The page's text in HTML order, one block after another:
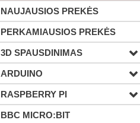
NAUJAUSIOS PREKĖS
PERKAMIAUSIOS PREKĖS
3D SPAUSDINIMAS
ARDUINO
RASPBERRY PI
BBC MICRO:BIT